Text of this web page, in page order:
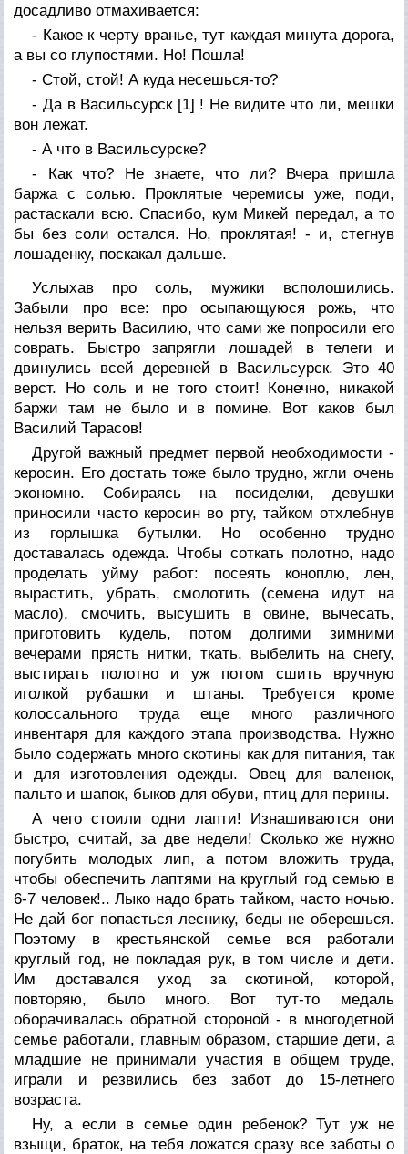
досадливо отмахивается:
- Какое к черту вранье, тут каждая минута дорога,
а вы со глупостями. Но! Пошла!
- Стой, стой! А куда несешься-то?
- Да в Васильсурск [1] ! Не видите что ли, мешки
вон лежат.
- А что в Васильсурске?
- Как что? Не знаете, что ли? Вчера пришла
баржа с солью. Проклятые черемисы уже, поди,
растаскали всю. Спасибо, кум Микей передал, а то
бы без соли остался. Но, проклятая! - и, стегнув
лошаденку, поскакал дальше.
Услыхав про соль, мужики всполошились.
Забыли про все: про осыпающуюся рожь, что
нельзя верить Василию, что сами же попросили его
соврать. Быстро запрягли лошадей в телеги и
двинулись всей деревней в Васильсурск. Это 40
верст. Но соль и не того стоит! Конечно, никакой
баржи там не было и в помине. Вот каков был
Василий Тарасов!
Другой важный предмет первой необходимости -
керосин. Его достать тоже было трудно, жгли очень
экономно. Собираясь на посиделки, девушки
приносили часто керосин во рту, тайком отхлебнув
из горлышка бутылки. Но особенно трудно
доставалась одежда. Чтобы соткать полотно, надо
проделать уйму работ: посеять коноплю, лен,
вырастить, убрать, смолотить (семена идут на
масло), смочить, высушить в овине, вычесать,
приготовить кудель, потом долгими зимними
вечерами прясть нитки, ткать, выбелить на снегу,
выстирать полотно и уж потом сшить вручную
иголкой рубашки и штаны. Требуется кроме
колоссального труда еще много различного
инвентаря для каждого этапа производства. Нужно
было содержать много скотины как для питания, так
и для изготовления одежды. Овец для валенок,
пальто и шапок, быков для обуви, птиц для перины.
А чего стоили одни лапти! Изнашиваются они
быстро, считай, за две недели! Сколько же нужно
погубить молодых лип, а потом вложить труда,
чтобы обеспечить лаптями на круглый год семью в
6-7 человек!.. Лыко надо брать тайком, часто ночью.
Не дай бог попасться леснику, беды не оберешься.
Поэтому в крестьянской семье вся работали
круглый год, не покладая рук, в том числе и дети.
Им доставался уход за скотиной, которой,
повторяю, было много. Вот тут-то медаль
оборачивалась обратной стороной - в многодетной
семье работали, главным образом, старшие дети, а
младшие не принимали участия в общем труде,
играли и резвились без забот до 15-летнего
возраста.
Ну, а если в семье один ребенок? Тут уж не
взыщи, браток, на тебя ложатся сразу все заботы о